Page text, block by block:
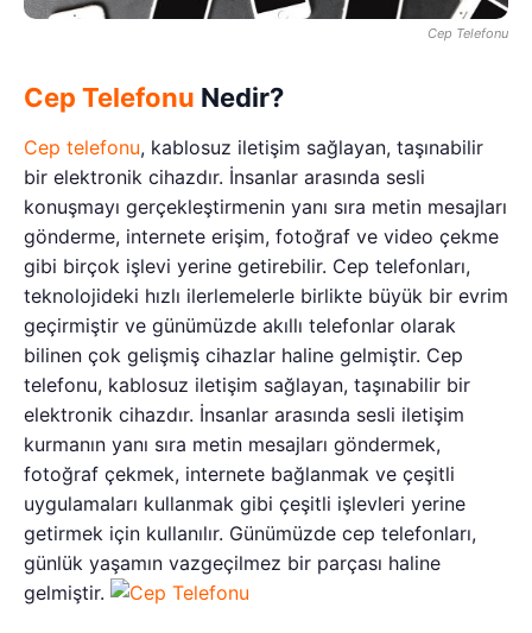
Cep Telefonu
Cep Telefonu Nedir?
Cep telefonu, kablosuz iletişim sağlayan, taşınabilir
bir elektronik cihazdır. İnsanlar arasında sesli
konuşmayı gerçekleştirmenin yanı sıra metin mesajları
gönderme, internete erişim, fotoğraf ve video çekme
gibi birçok işlevi yerine getirebilir. Cep telefonları,
teknolojideki hızlı ilerlemelerle birlikte büyük bir evrim
geçirmiştir ve günümüzde akıllı telefonlar olarak
bilinen çok gelişmiş cihazlar haline gelmiştir. Cep
telefonu, kablosuz iletişim sağlayan, taşınabilir bir
elektronik cihazdır. İnsanlar arasında sesli iletişim
kurmanın yanı sıra metin mesajları göndermek,
fotoğraf çekmek, internete bağlanmak ve çeşitli
uygulamaları kullanmak gibi çeşitli işlevleri yerine
getirmek için kullanılır. Günümüzde cep telefonları,
günlük yaşamın vazgeçilmez bir parçası haline
gelmiştir.